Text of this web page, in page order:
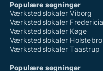
Populære søgninger
Værkstedslokaler Viborg
Værkstedslokaler Fredericia
Værkstedslokaler Køge
Værkstedslokaler Holstebro
Værkstedslokaler Taastrup
Populære søgninger